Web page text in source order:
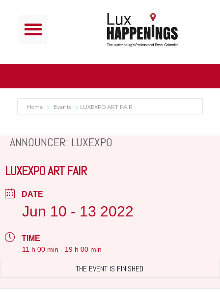
Home Events LUXEXPO ART FAIR
ANNOUNCER: LUXEXPO
LUXEXPO ART FAIR
DATE
Jun 10 - 13 2022
TIME
11 h 00 min - 19 h 00 min
THE EVENT IS FINISHED.